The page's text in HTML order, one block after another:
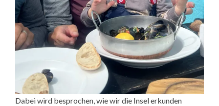
Dabei wird besprochen, wie wir die Insel erkunden